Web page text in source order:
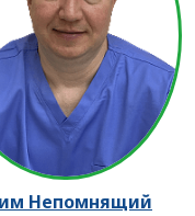
Непомнящий